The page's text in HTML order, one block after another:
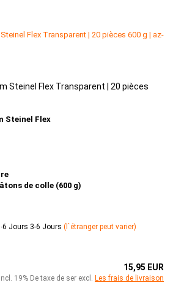
Steinel Flex Transparent | 20 pièces
Steinel Flex
de colle (600 g)
3-6 Jours (l`étranger peut varier)
15,95 EUR
incl. 19% De taxe de ser excl. Les frais de livraison